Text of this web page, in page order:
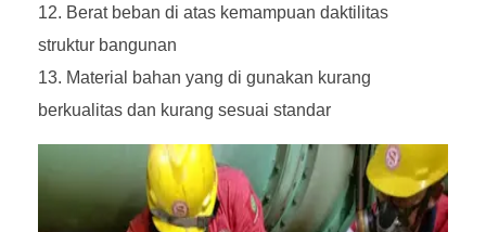
Berat beban di atas kemampuan daktilitas
struktur bangunan
Material bahan yang di gunakan kurang
berkualitas dan kurang sesuai standar